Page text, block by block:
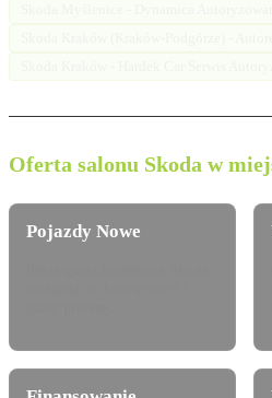
Oferta salonu Skoda w
Pojazdy Nowe